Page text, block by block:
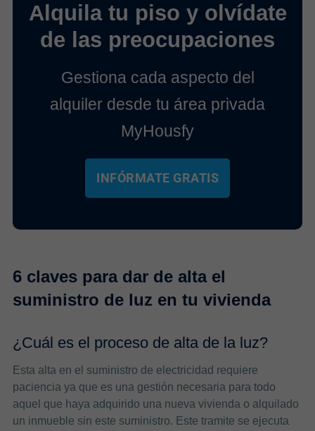
Alquila tu piso y olvídate
de las preocupaciones
Gestiona cada aspecto del
alquiler desde tu área privada
MyHousfy
INFÓRMATE GRATIS
6 claves para dar de alta el
suministro de luz en tu vivienda
¿Cuál es el proceso de alta de la luz?
Esta alta en el suministro de electricidad requiere
paciencia ya que es una gestión necesaria para todo
aquel que haya adquirido una nueva vivienda o alquilado
un inmueble sin este suministro. Este tramite se ejecuta